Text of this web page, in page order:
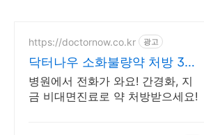
https://doctornow.co.kr 광고
닥터나우 소화불량약 처방 365
일 24시간 진료가능
병원에서 전화가 와요! 간경화, 지
금 비대면진료로 약 처방받으세요!